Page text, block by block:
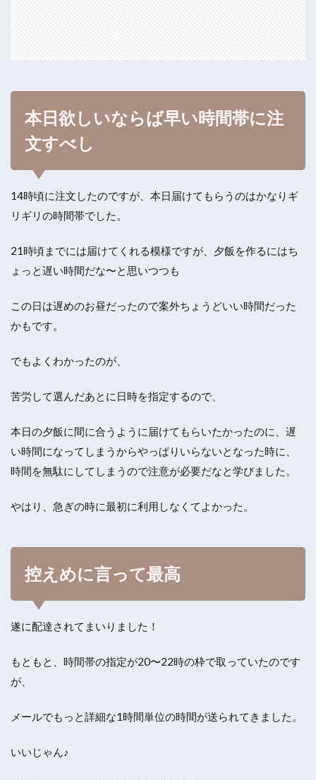
本日欲しいならば早い時間帯に注
文すべし
14時頃に注文したのですが、本日届けてもらうのはかなりギ
リギリの時間帯でした。
21時頃までには届けてくれる模様ですが、夕飯を作るにはち
ょっと遅い時間だな〜と思いつつも
この日は遅めのお昼だったので案外ちょうどいい時間だった
かもです。
でもよくわかったのが、
苦労して選んだあとに日時を指定するので、
本日の夕飯に間に合うように届けてもらいたかったのに、遅
い時間になってしまうからやっぱりいらないとなった時に、
時間を無駄にしてしまうので注意が必要だなと学びました。
やはり、急ぎの時に最初に利用しなくてよかった。
控えめに言って最高
遂に配達されてまいりました！
もともと、時間帯の指定が20〜22時の枠で取っていたのです
が、
メールでもっと詳細な1時間単位の時間が送られてきました。
いいじゃん♪